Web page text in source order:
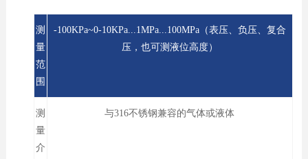
测
量
范
围
-100KPa~0-10KPa...1MPa...100MPa（表压、负压、复合
压，也可测液位高度）
测
量
介
与316不锈钢兼容的气体或液体